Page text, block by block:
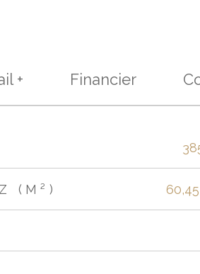
+ Financier
(M²)